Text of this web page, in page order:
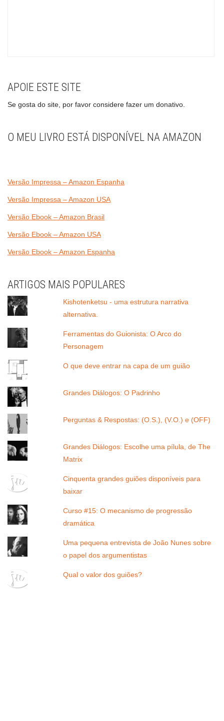
APOIE ESTE SITE
Se gosta do site, por favor considere fazer um donativo.
O MEU LIVRO ESTÁ DISPONÍVEL NA AMAZON
Versão Impressa – Amazon Espanha
Versão Impressa – Amazon USA
Versão Ebook – Amazon Brasil
Versão Ebook – Amazon USA
Versão Ebook – Amazon Espanha
ARTIGOS MAIS POPULARES
Kishotenketsu - uma estrutura narrativa
alternativa.
Ferramentas do Guionista: O Arco do
Personagem
O que deve entrar na capa de um guião
Grandes Diálogos: O Padrinho
Perguntas & Respostas: (O.S.), (V.O.) e (OFF)
Grandes Diálogos: Escolhe uma pílula, de The
Matrix
Cinquenta grandes guiões disponíveis para
baixar
Curso #15: O mecanismo de progressão
dramática
Uma pequena entrevista de João Nunes sobre
o papel dos argumentistas
Qual o valor dos guiões?